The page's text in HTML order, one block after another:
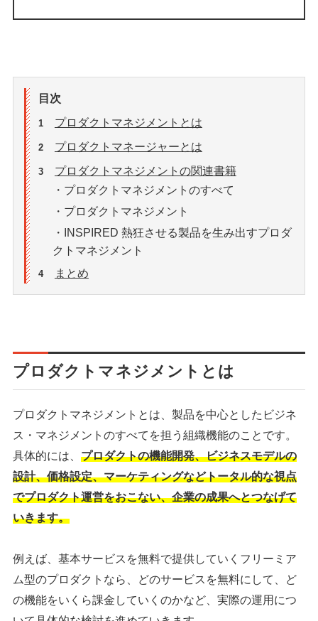
目次
1 プロダクトマネジメントとは
2 プロダクトマネージャーとは
3
プロダクトマネジメントの関連書籍
・プロダクトマネジメントのすべて
・プロダクトマネジメント
・INSPIRED 熱狂させる製品を生み出すプロダ
クトマネジメント
4 まとめ
プロダクトマネジメントとは
プロダクトマネジメントとは、製品を中心としたビジネ
ス・マネジメントのすべてを担う組織機能のことです。
具体的には、 プロダクトの機能開発、ビジネスモデルの
設計、価格設定、マーケティングなどトータル的な視点
でプロダクト運営をおこない、企業の成果へとつなげて
いきます。
例えば、基本サービスを無料で提供していくフリーミア
ム型のプロダクトなら、どのサービスを無料にして、ど
の機能をいくら課金していくのかなど、実際の運用につ